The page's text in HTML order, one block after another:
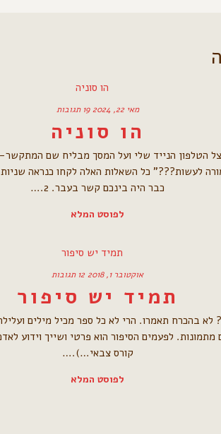
מאי 22, 2024 19 תגובות
הו סוניה
כבר היה בינכם קשר בעבר. 2.…
לפוסט המלא
אוקטובר 1, 2018 12 תגובות
תמיד יש סיפור
לא בהכרח תאמרו. הרי לא כל ספר מכיל מילים
לפעמים הסיפור הוא פרטי ושייך וידוע
קורס צבאי…).…
לפוסט המלא